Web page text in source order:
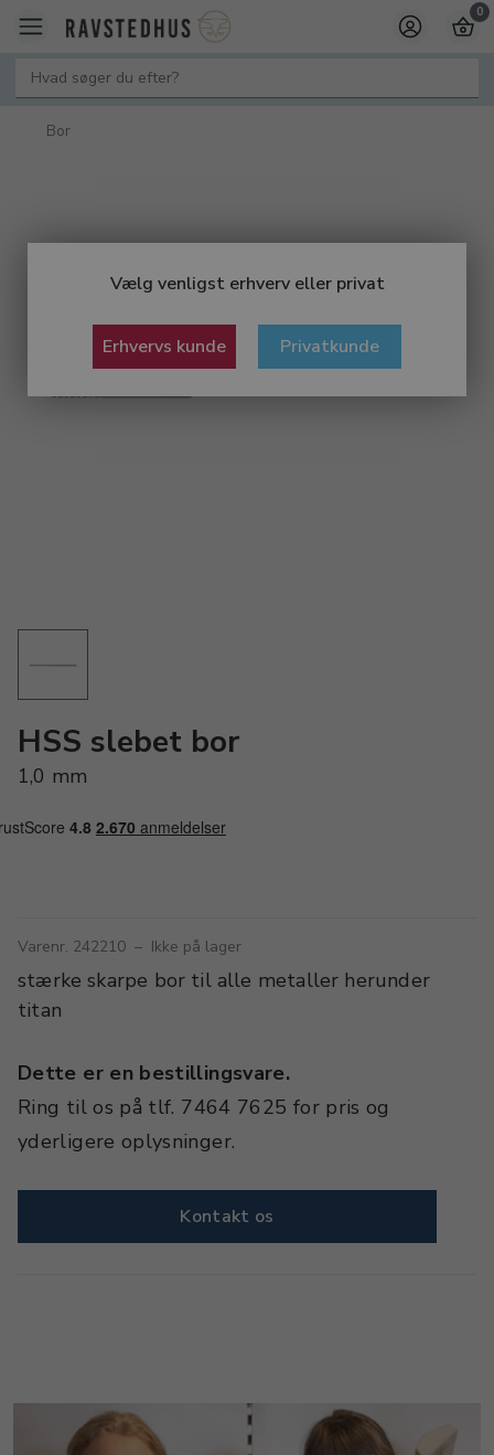
Vælg venligst erhverv eller privat
Erhvervs kunde Privatkunde
0
Bor
HSS slebet bor
1,0 mm
Varenr. 242210 – Ikke på lager
stærke skarpe bor til alle metaller herunder
titan
Dette er en bestillingsvare.
Ring til os på tlf. 7464 7625 for pris og
yderligere oplysninger.
Kontakt os